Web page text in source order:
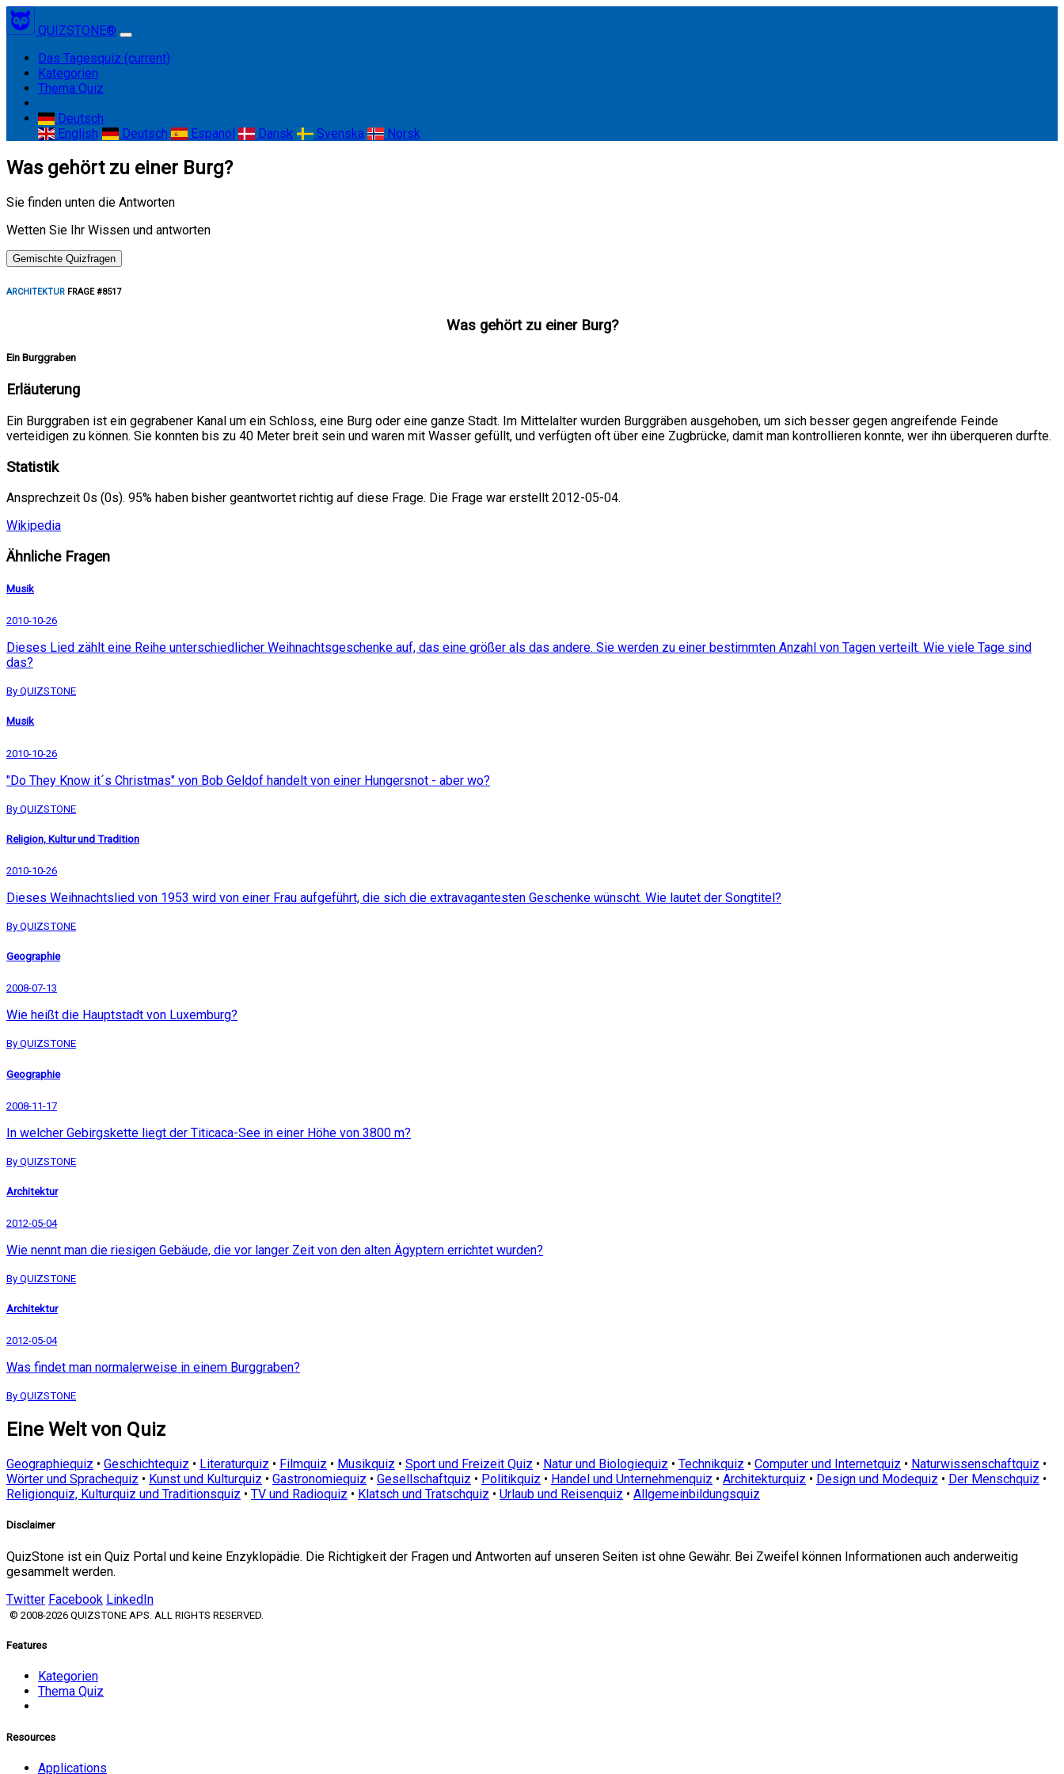
QUIZSTONE®
Das Tagesquiz (current)
Kategorien
Thema Quiz
Deutsch
English
Deutsch Espanol Dansk Svenska Norsk
Was gehört zu einer Burg?
Sie finden unten die Antworten
Wetten Sie Ihr Wissen und antworten
Gemischte Quizfragen
ARCHITEKTUR FRAGE #8517
Was gehört zu einer Burg?
Ein Burggraben
Erläuterung
Ein Burggraben ist ein gegrabener Kanal um ein Schloss, eine Burg oder eine ganze Stadt. Im Mittelalter wurden Burggräben ausgehoben, um sich besser gegen angreifende Feinde
verteidigen zu können. Sie konnten bis zu 40 Meter breit sein und waren mit Wasser gefüllt, und verfügten oft über eine Zugbrücke, damit man kontrollieren konnte, wer ihn überqueren durfte.
Statistik
Ansprechzeit 0s (0s). 95% haben bisher geantwortet richtig auf diese Frage. Die Frage war erstellt 2012-05-04.
Wikipedia
Ähnliche Fragen
Musik
2010-10-26
Dieses Lied zählt eine Reihe unterschiedlicher Weihnachtsgeschenke auf, das eine größer als das andere. Sie werden zu einer bestimmten Anzahl von Tagen verteilt. Wie viele Tage sind
das?
By QUIZSTONE
Musik
2010-10-26
"Do They Know it´s Christmas" von Bob Geldof handelt von einer Hungersnot - aber wo?
By QUIZSTONE
Religion, Kultur und Tradition
2010-10-26
Dieses Weihnachtslied von 1953 wird von einer Frau aufgeführt, die sich die extravagantesten Geschenke wünscht. Wie lautet der Songtitel?
By QUIZSTONE
Geographie
2008-07-13
Wie heißt die Hauptstadt von Luxemburg?
By QUIZSTONE
Geographie
2008-11-17
In welcher Gebirgskette liegt der Titicaca-See in einer Höhe von 3800 m?
By QUIZSTONE
Architektur
2012-05-04
Wie nennt man die riesigen Gebäude, die vor langer Zeit von den alten Ägyptern errichtet wurden?
By QUIZSTONE
Architektur
2012-05-04
Was findet man normalerweise in einem Burggraben?
By QUIZSTONE
Eine Welt von Quiz
Geographiequiz • Geschichtequiz • Literaturquiz • Filmquiz • Musikquiz • Sport und Freizeit Quiz • Natur und Biologiequiz • Technikquiz • Computer und Internetquiz • Naturwissenschaftquiz •
Wörter und Sprachequiz • Kunst und Kulturquiz • Gastronomiequiz • Gesellschaftquiz • Politikquiz • Handel und Unternehmenquiz • Architekturquiz • Design und Modequiz • Der Menschquiz •
Religionquiz, Kulturquiz und Traditionsquiz • TV und Radioquiz • Klatsch und Tratschquiz • Urlaub und Reisenquiz • Allgemeinbildungsquiz
Disclaimer
QuizStone ist ein Quiz Portal und keine Enzyklopädie. Die Richtigkeit der Fragen und Antworten auf unseren Seiten ist ohne Gewähr. Bei Zweifel können Informationen auch anderweitig
gesammelt werden.
Twitter Facebook LinkedIn
© 2008-2026 QUIZSTONE APS. ALL RIGHTS RESERVED.
Features
Kategorien
Thema Quiz
Resources
Applications